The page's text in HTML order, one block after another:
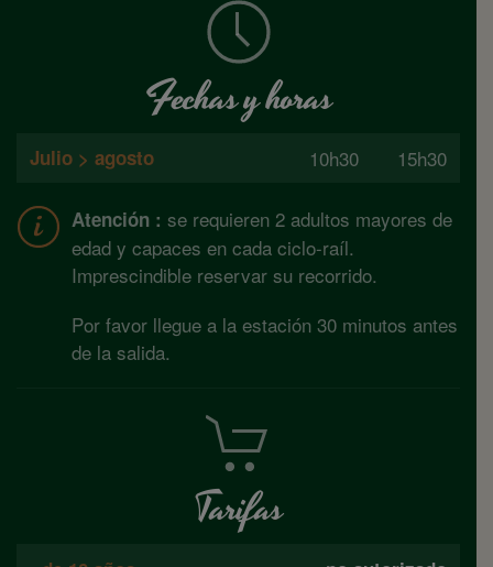
Fechas y horas
Julio > agosto 10h30 15h30
Atención : se requieren 2 adultos mayores de
edad y capaces en cada ciclo-raíl.
Imprescindible reservar su recorrido.
Por favor llegue a la estación 30 minutos antes
de la salida.
Tarifas